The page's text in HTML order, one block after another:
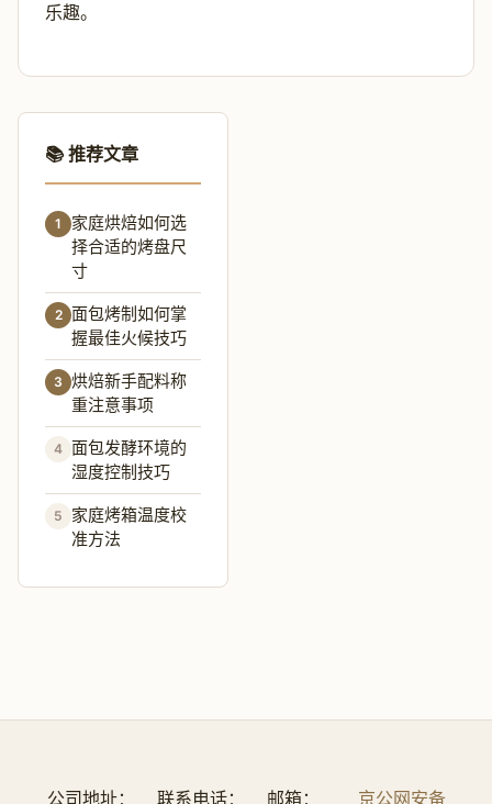
乐趣。
📚 推荐文章
1
家庭烘焙如何选
择合适的烤盘尺
寸
2 面包烤制如何掌
握最佳火候技巧
3 烘焙新手配料称
重注意事项
4 面包发酵环境的
湿度控制技巧
5
家庭烤箱温度校
准方法
公司地址： 联系电话： 邮箱： 京公网安备